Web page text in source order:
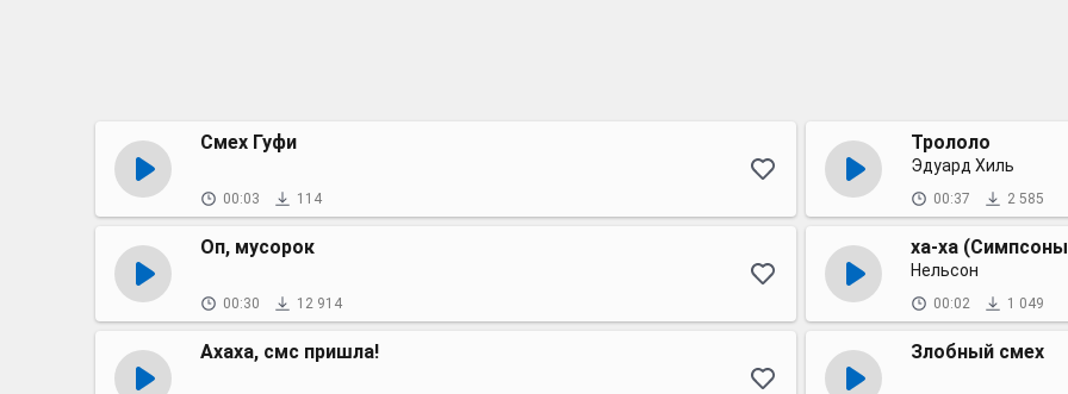
Смех Гуфи
00:03 114
Трололо
Эдуард Хиль
00:37 2 585
Оп, мусорок
00:30 12 914
ха-ха
Нельсон
00:02 1 049
Ахаха, смс пришла! Злобный смех